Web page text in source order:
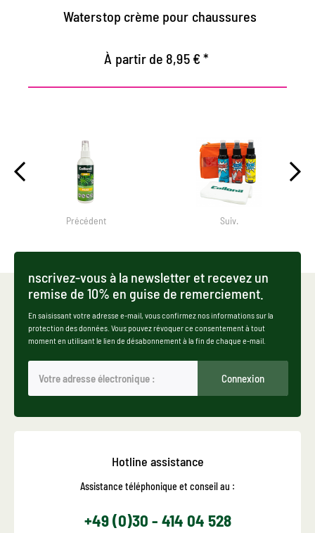
Waterstop crème pour chaussures
À partir de 8,95 € *
Précédent Suiv.
nscrivez-vous à la newsletter et recevez un
remise de 10% en guise de remerciement.
En saisissant votre adresse e-mail, vous confirmez nos informations sur la
protection des données. Vous pouvez révoquer ce consentement à tout
moment en utilisant le lien de désabonnement à la fin de chaque e-mail.
Connexion
Hotline assistance
Assistance téléphonique et conseil au :
+49 (0)30 - 414 04 528